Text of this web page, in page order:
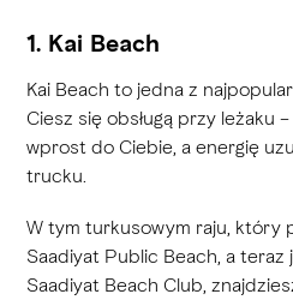
1. Kai Beach
Kai Beach to jedna z
Ciesz się obsługą przy leżaku
wprost do Ciebie, a energię
trucku.
W tym turkusowym raju, który
Saadiyat Public Beach, a
Saadiyat Beach Club,